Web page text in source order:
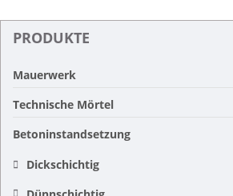
PRODUKTE
Mauerwerk
Technische Mörtel
Betoninstandsetzung
Dickschichtig